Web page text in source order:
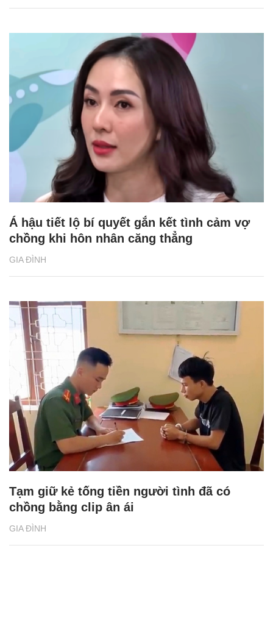
GIA ĐÌNH
Lừa đảo trực tuyến đang nhắm đến trẻ em
và người cao tuổi
GIA ĐÌNH
Á hậu tiết lộ bí quyết gắn kết tình cảm vợ
chồng khi hôn nhân căng thẳng